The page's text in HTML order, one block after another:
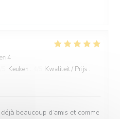
4
Keuken : Kwaliteit / Prijs :
beaucoup d’amis et comme